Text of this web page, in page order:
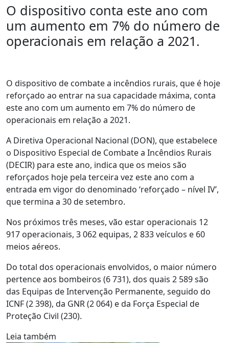
O dispositivo conta este ano com
um aumento em 7% do número de
operacionais em relação a 2021.
O dispositivo de combate a incêndios rurais, que é hoje
reforçado ao entrar na sua capacidade máxima, conta
este ano com um aumento em 7% do número de
operacionais em relação a 2021.
A Diretiva Operacional Nacional (DON), que estabelece
o Dispositivo Especial de Combate a Incêndios Rurais
(DECIR) para este ano, indica que os meios são
reforçados hoje pela terceira vez este ano com a
entrada em vigor do denominado ‘reforçado – nível IV’,
que termina a 30 de setembro.
Nos próximos três meses, vão estar operacionais 12
917 operacionais, 3 062 equipas, 2 833 veículos e 60
meios aéreos.
Do total dos operacionais envolvidos, o maior número
pertence aos bombeiros (6 731), dos quais 2 589 são
das Equipas de Intervenção Permanente, seguido do
ICNF (2 398), da GNR (2 064) e da Força Especial de
Proteção Civil (230).
Leia também